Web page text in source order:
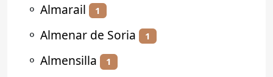
⚬ Almarail 1
⚬ Almenar de Soria 1
⚬ Almensilla 1